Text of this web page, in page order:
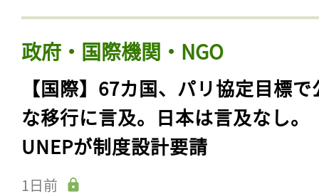
政府・国際機関・NGO
【国際】67カ国、パリ協定目標で
な移行に言及。日本は言及なし。
UNEPが制度設計要請
1日前